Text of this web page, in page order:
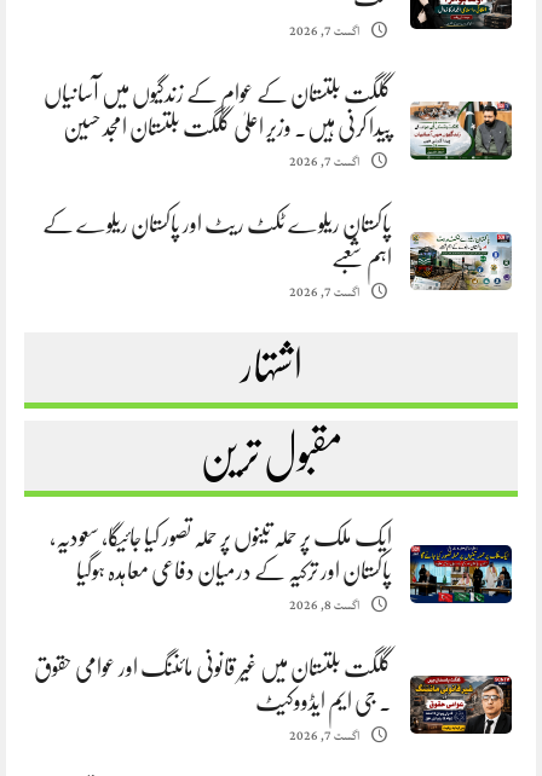
اگست 7, 2026
گلگت بلتستان کے عوام کے زندگیوں میں آسانیاں
پیدا کرنی ہیں. وزیر اعلیٰ گلگت بلتستان امجد حسین
اگست 7, 2026
پاکستان ریلوے ٹکٹ ریٹ اور پاکستان ریلوے کے
اہم شعبے
اگست 7, 2026
اشتہار
مقبول ترین
ایک ملک پر حملہ تینوں پر حملہ تصور کیا جائیگا، سعودیہ،
پاکستان اور ترکیہ کے درمیان دفاعی معاہدہ ہوگیا
اگست 8, 2026
گلگت بلتستان میں غیر قانونی مائننگ اور عوامی حقوق
. جی ایم ایڈووکیٹ
اگست 7, 2026